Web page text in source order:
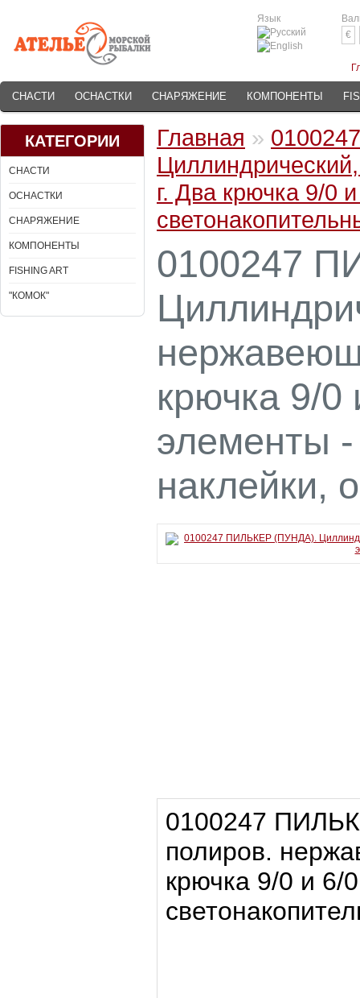
Язык
€
СНАСТИ ОСНАСТКИ СНАРЯЖЕНИЕ КОМПОНЕНТЫ
КАТЕГОРИИ
СНАСТИ
ОСНАСТКИ
СНАРЯЖЕНИЕ
КОМПОНЕНТЫ
FISHING ART
"КОМОК"
Главная »
г. Два крючка 9/0
0100247
крючка 9/
элементы -
наклейки,
0100247
полиров.
крючка 9/0 и 6/